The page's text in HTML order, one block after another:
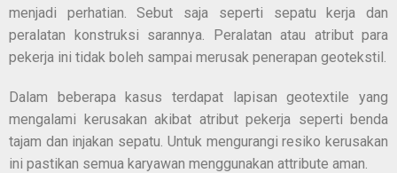
menjadi perhatian. Sebut saja seperti sepatu kerja dan
peralatan konstruksi sarannya. Peralatan atau atribut para
pekerja ini tidak boleh sampai merusak penerapan geotekstil.
Dalam beberapa kasus terdapat lapisan geotextile yang
mengalami kerusakan akibat atribut pekerja seperti benda
tajam dan injakan sepatu. Untuk mengurangi resiko kerusakan
ini pastikan semua karyawan menggunakan attribute aman.